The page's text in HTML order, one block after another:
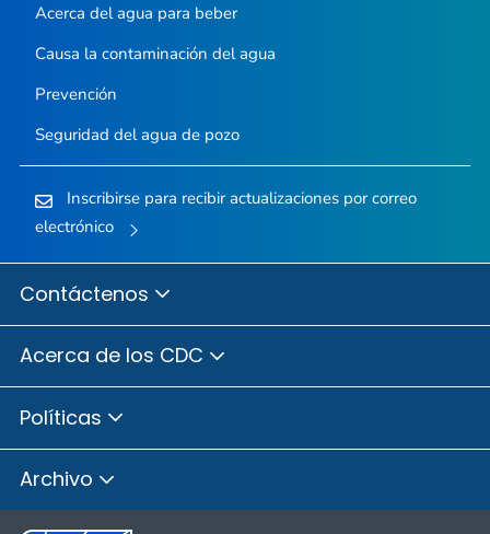
Acerca del agua para beber
Causa la contaminación del agua
Prevención
Seguridad del agua de pozo
Inscribirse para recibir actualizaciones por correo
electrónico
Contáctenos
Acerca de los CDC
Políticas
Archivo